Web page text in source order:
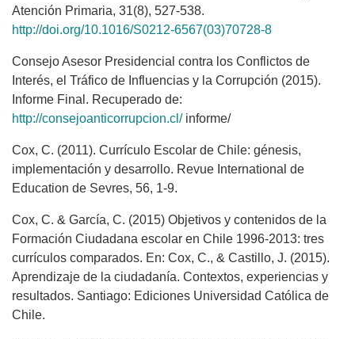
Atención Primaria, 31(8), 527-538.
http://doi.org/10.1016/S0212-6567(03)70728-8
Consejo Asesor Presidencial contra los Conflictos de
Interés, el Tráfico de Influencias y la Corrupción (2015).
Informe Final. Recuperado de:
http://consejoanticorrupcion.cl/informe/
Cox, C. (2011). Currículo Escolar de Chile: génesis,
implementación y desarrollo. Revue International de
Education de Sevres, 56, 1-9.
Cox, C. & García, C. (2015) Objetivos y contenidos de la
Formación Ciudadana escolar en Chile 1996-2013: tres
currículos comparados. En: Cox, C., & Castillo, J. (2015).
Aprendizaje de la ciudadanía. Contextos, experiencias y
resultados. Santiago: Ediciones Universidad Católica de
Chile.